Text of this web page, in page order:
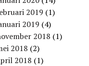
2019 (1)
2019 (4)
2018 (1)
2018 (2)
2018 (1)